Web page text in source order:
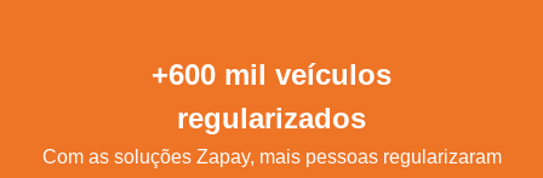
+600 mil veículos
regularizados
Com as soluções Zapay, mais pessoas regularizaram